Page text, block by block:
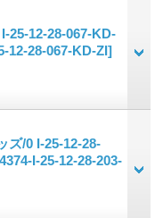
25-12-28-067-KD-
12-28-067-KD-ZI]
ズ/0 I-25-12-28-
I-25-12-28-203-